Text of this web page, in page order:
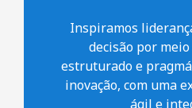
Inspiramos
decisão por
estruturado e
inovação, com uma
ágil e